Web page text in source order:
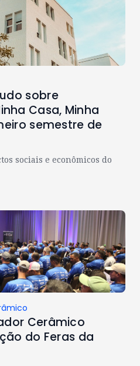
sobre
Casa, Minha
semestre de
sociais e econômicos do
Cerâmico
do Feras da